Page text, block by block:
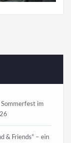
Sommerfest im
& Friends“ – ein